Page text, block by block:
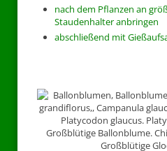
nach dem Pflanzen an
Staudenhalter anbringen
abschließend mit